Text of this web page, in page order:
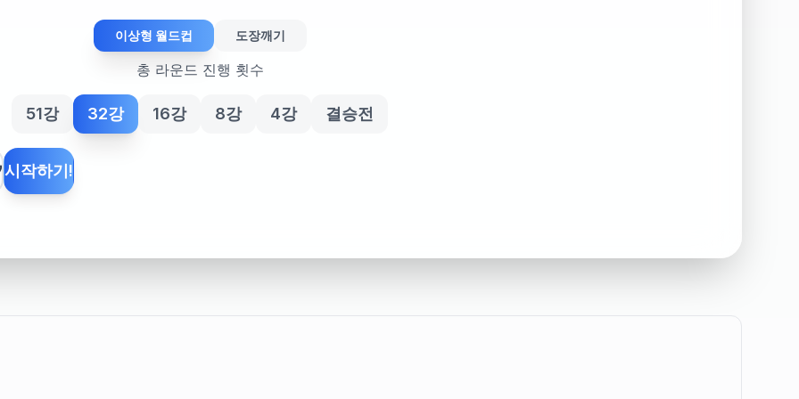
이상형 월드컵 도장깨기
총 라운드 진행 횟수
51강 32강 16강 8강 4강 결승전
시작하기!